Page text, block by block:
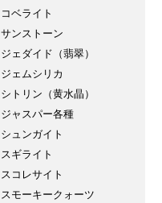
コベライト
サンストーン
ジェダイド（翡翠）
ジェムシリカ
シトリン（黄水晶）
ジャスパー各種
シュンガイト
スギライト
スコレサイト
スモーキークォーツ